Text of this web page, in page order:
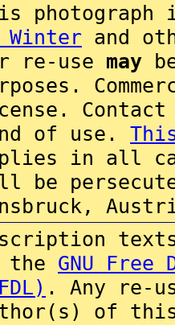
Winter and
re-use may
of use.
in all
be
the GNU Free
. Any re-
of this